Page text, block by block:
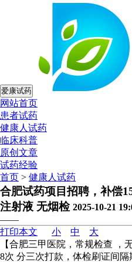
爱康试药
网站首页
患者试药
健康人试药
临床科普
原创文章
试药经验
首页 > 健康人试药
合肥试药项目招聘，补偿
注射液 无烟检 2025-10-21
——
打印本文
小 中
大
【合肥三甲医院，常规检查 ，
8次 分三次打款，体检刷证间隔